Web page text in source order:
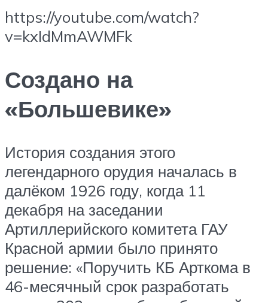
https://youtube.com/watch?
v=kxIdMmAWMFk
Создано на
«Большевике»
История создания этого
легендарного орудия началась в
далёком 1926 году, когда 11
декабря на заседании
Артиллерийского комитета ГАУ
Красной армии было принято
решение: «Поручить КБ Арткома в
46-месячный срок разработать